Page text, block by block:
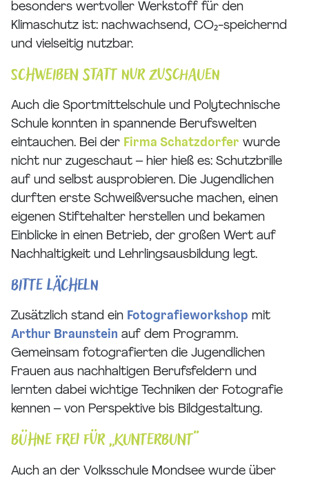
besonders wertvoller Werkstoff für den
Klimaschutz ist: nachwachsend, CO₂-speichernd
und vielseitig nutzbar.
Schweißen statt nur zuschauen
Auch die Sportmittelschule und Polytechnische
Schule konnten in spannende Berufswelten
eintauchen. Bei der Firma Schatzdorfer wurde
nicht nur zugeschaut – hier hieß es: Schutzbrille
auf und selbst ausprobieren. Die Jugendlichen
durften erste Schweißversuche machen, einen
eigenen Stiftehalter herstellen und bekamen
Einblicke in einen Betrieb, der großen Wert auf
Nachhaltigkeit und Lehrlingsausbildung legt.
Bitte lächeln
Zusätzlich stand ein Fotografieworkshop mit
Arthur Braunstein auf dem Programm.
Gemeinsam fotografierten die Jugendlichen
Frauen aus nachhaltigen Berufsfeldern und
lernten dabei wichtige Techniken der Fotografie
kennen – von Perspektive bis Bildgestaltung.
Bühne frei für „Kunterbunt“
Auch an der Volksschule Mondsee wurde über